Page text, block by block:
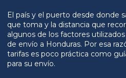
El país y el puerto desde donde
que toma y la distancia que
algunos de los factores
de envío a Honduras. Por esa
tarifas es poco práctica como
para su envío.